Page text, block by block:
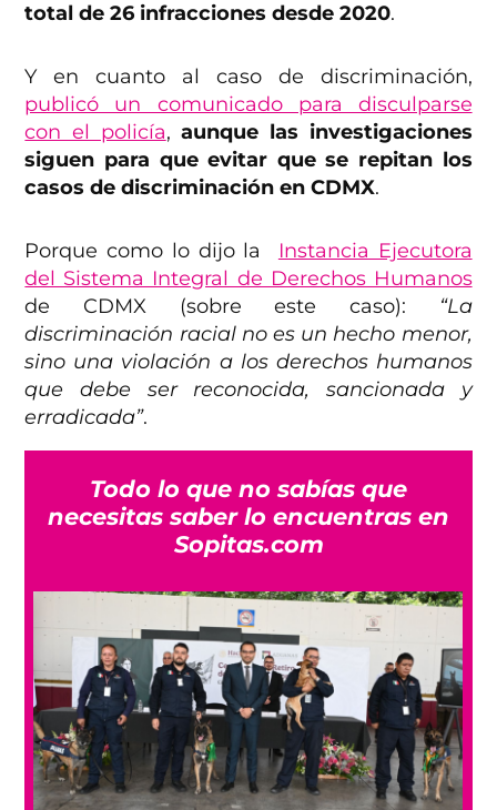
total de 26 infracciones desde 2020.
Y en cuanto al caso de discriminación,
publicó un comunicado para disculparse
con el policía,aunque las investigaciones
siguen para que evitar que se repitan los
casos de discriminación en CDMX.
Porque como lo dijo la Instancia Ejecutora
del Sistema Integral de Derechos Humanos
de CDMX (sobre este caso):
“La
discriminación racial no es un hecho menor,
sino una violación a los derechos humanos
que debe ser reconocida, sancionada y
erradicada”.
Todo lo que no sabías que
necesitas saber lo encuentras en
Sopitas.com